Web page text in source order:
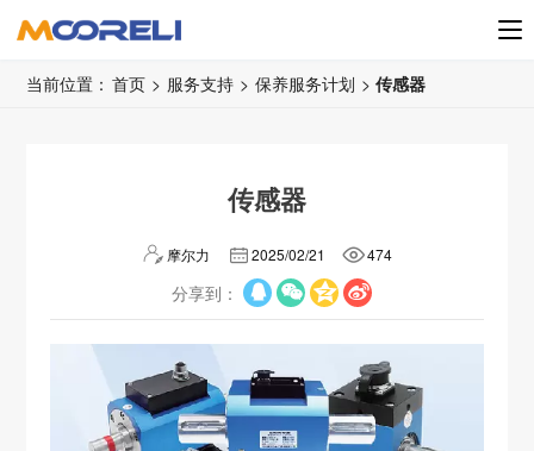
当前位置： 首页 > 服务支持 > 保养服务计划 > 传感器
传感器
摩尔力 2025/02/21 474
分享到：